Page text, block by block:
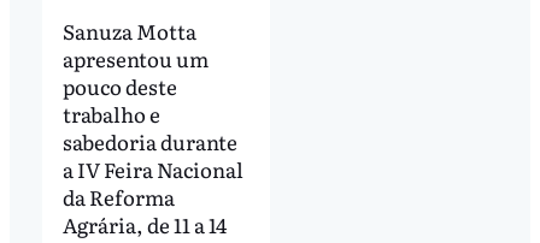
Sanuza Motta
apresentou um
pouco deste
trabalho e
sabedoria durante
a IV Feira Nacional
da Reforma
Agrária, de 11 a 14